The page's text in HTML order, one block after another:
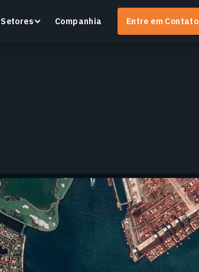
de
Saiba mais
Setores Companhia Entre em Contato